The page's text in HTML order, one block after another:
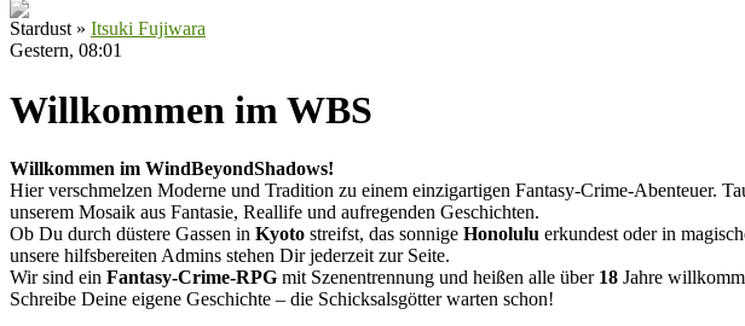
Stardust » Itsuki Fujiwara
Gestern, 08:01
Willkommen im WBS
Willkommen im WindBeyondShadows!
Hier verschmelzen Moderne und Tradition zu einem einzigartigen Fantasy-Crime-Abenteuer.
unserem Mosaik aus Fantasie, Reallife und aufregenden Geschichten.
Ob Du durch düstere Gassen in Kyoto streifst, das sonnige Honolulu erkundest oder in
unsere hilfsbereiten Admins stehen Dir jederzeit zur Seite.
Wir sind ein Fantasy-Crime-RPG mit Szenentrennung und heißen alle über 18 Jahre
Schreibe Deine eigene Geschichte – die Schicksalsgötter warten schon!